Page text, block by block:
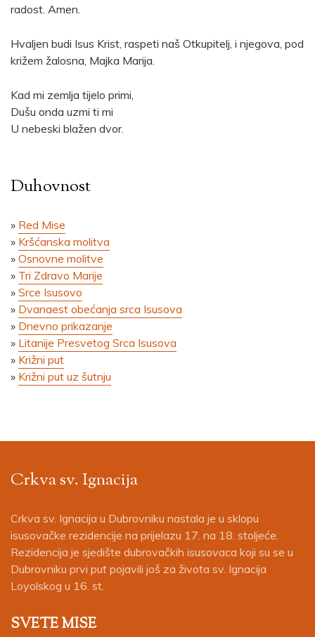
radost. Amen.
Hvaljen budi Isus Krist, raspeti naš Otkupitelj, i njegova, pod
križem žalosna, Majka Marija.
Kad mi zemlja tijelo primi,
Dušu onda uzmi ti mi
U nebeski blažen dvor.
Duhovnost
» Red Mise
» Kršćanska molitva
» Osnovne molitve
» Tri Zdravo Marije
» Srce Isusovo
» Dvanaest obećanja srca Isusova
» Dnevno prikazanje
» Litanije Presvetog Srca Isusova
» Križni put
» Križni put uz šutnju
Crkva sv. Ignacija
Crkva sv. Ignacija u Dubrovniku nastala je u sklopu
isusovačke rezidencije na prijelazu 17. na 18. stoljeće.
Rezidencija je sjedište dubrovačkih isusovaca koji su se u
Dubrovniku prvi put pojavili još za života sv. Ignacija
Loyolskog u 16. st.
SVETE MISE